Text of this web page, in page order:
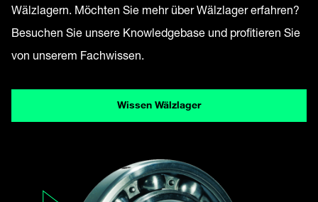
Wälzlagern. Möchten Sie mehr über Wälzlager erfahren?
Besuchen Sie unsere Knowledgebase und profitieren Sie
von unserem Fachwissen.
Wissen Wälzlager